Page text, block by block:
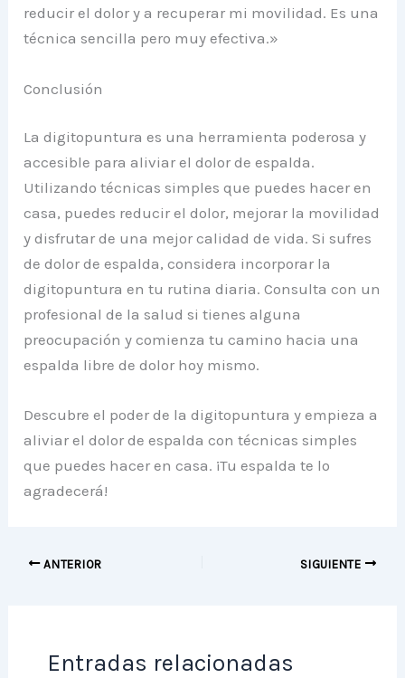
reducir el dolor y a recuperar mi movilidad. Es una
técnica sencilla pero muy efectiva.»
Conclusión
La digitopuntura es una herramienta poderosa y
accesible para aliviar el dolor de espalda.
Utilizando técnicas simples que puedes hacer en
casa, puedes reducir el dolor, mejorar la movilidad
y disfrutar de una mejor calidad de vida. Si sufres
de dolor de espalda, considera incorporar la
digitopuntura en tu rutina diaria. Consulta con un
profesional de la salud si tienes alguna
preocupación y comienza tu camino hacia una
espalda libre de dolor hoy mismo.
Descubre el poder de la digitopuntura y empieza a
aliviar el dolor de espalda con técnicas simples
que puedes hacer en casa. ¡Tu espalda te lo
agradecerá!
ANTERIOR SIGUIENTE
Entradas relacionadas